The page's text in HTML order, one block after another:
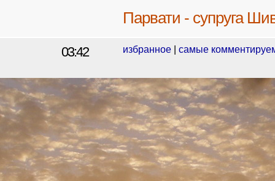
Парвати - супруга
03:42 избранное самые